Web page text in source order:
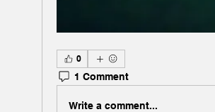
0
1 Comment
Write a comment...